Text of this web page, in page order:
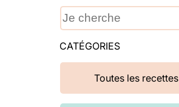
CATÉGORIES
Toutes les recettes